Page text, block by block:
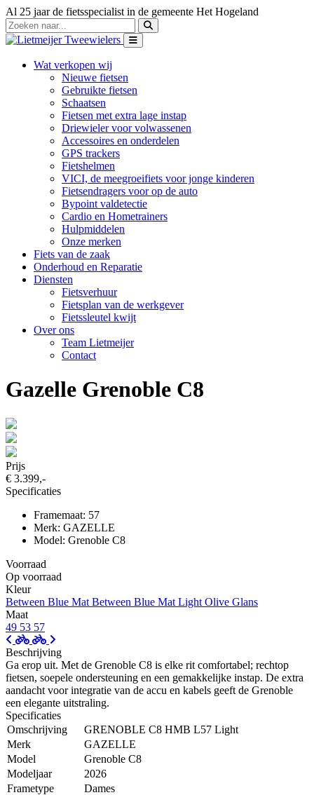
Al 25 jaar de fietsspecialist in de gemeente Het Hogeland
Wat verkopen wij
Nieuwe fietsen
Gebruikte fietsen
Schaatsen
Fietsen met extra lage instap
Driewieler voor volwassenen
Accessoires en onderdelen
GPS trackers
Fietshelmen
VICI, de meegroeifiets voor jonge kinderen
Fietsendragers voor op de auto
Bypoint valdetectie
Cardio en Hometrainers
Hulpmiddelen
Onze merken
Fiets van de zaak
Onderhoud en Reparatie
Diensten
Fietsverhuur
Fietsplan van de werkgever
Fietssleutel kwijt
Over ons
Team Lietmeijer
Contact
Gazelle Grenoble C8
Prijs
€ 3.399,-
Specificaties
Framemaat: 57
Merk: GAZELLE
Model: Grenoble C8
Voorraad
Op voorraad
Kleur
Between Blue Mat Between Blue Mat Light Olive Glans
Maat
49 53 57
Beschrijving
Ga erop uit. Met de Grenoble C8 is elke rit comfortabel; rechtop
fietsen, soepele ondersteuning en een gemakkelijke instap. De extra
aandacht voor integratie van de accu en kabels geeft de Grenoble
een elegante uitstraling.
Specificaties
Omschrijving
GRENOBLE C8 HMB L57 Light
Merk
GAZELLE
Model
Grenoble C8
Modeljaar
2026
Frametype
Dames